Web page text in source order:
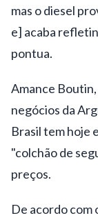
mas o diesel
e] acaba
pontua.
Amance
negócios da
Brasil tem hoje
"colchão de
preços.
De acordo com